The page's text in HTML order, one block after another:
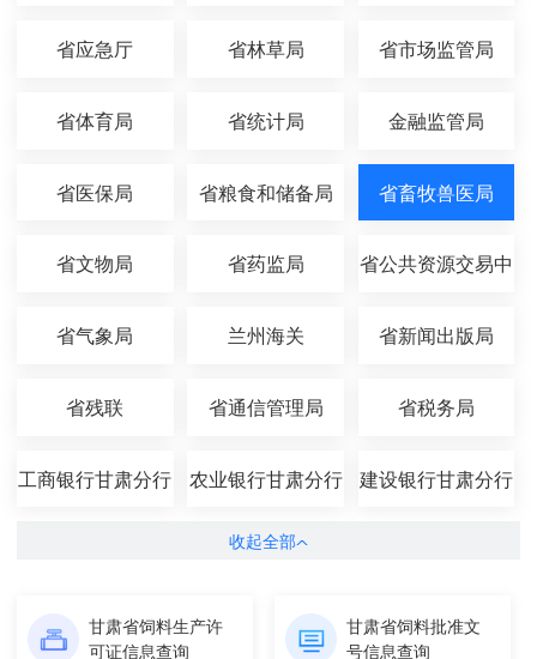
省应急厅 省林草局 省市场监管局
省体育局 省统计局 金融监管局
省医保局 省粮食和储备局 省畜牧兽医局
省文物局 省药监局 省公共资源交易中
省气象局 兰州海关 省新闻出版局
省残联 省通信管理局 省税务局
工商银行甘肃分行 农业银行甘肃分行 建设银行甘肃分行
收起全部
甘肃省饲料生产许
可证信息查询
甘肃省饲料批准文
号信息查询